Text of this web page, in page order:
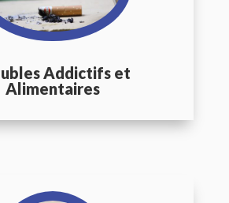
Addictifs et
Alimentaires